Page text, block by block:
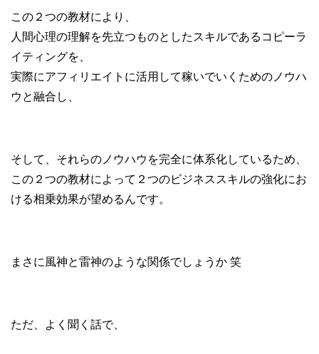
この２つの教材により、
人間心理の理解を先立つものとしたスキルであるコピーラ
イティングを、
実際にアフィリエイトに活用して稼いでいくためのノウハ
ウと融合し、
そして、それらのノウハウを完全に体系化しているため、
この２つの教材によって２つのビジネススキルの強化にお
ける相乗効果が望めるんです。
まさに風神と雷神のような関係でしょうか 笑
ただ、よく聞く話で、